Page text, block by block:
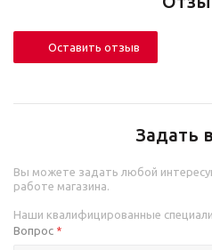
Оставить отзыв
Задать
Вы можете задать любой
работе магазина.
Наши квалифицированные
Вопрос *